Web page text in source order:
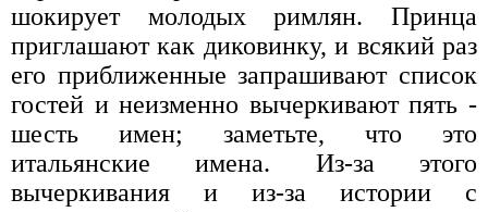
шокирует молодых римлян. Принца
приглашают как диковинку, и всякий раз
его приближенные запрашивают список
гостей и неизменно вычеркивают пять -
шесть имен; заметьте, что это
итальянские имена. Из-за этого
вычеркивания и из-за истории с